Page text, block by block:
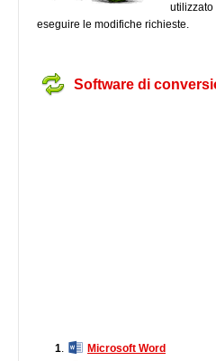
eseguire le modifiche richieste.
Software di
1
Microsoft Word